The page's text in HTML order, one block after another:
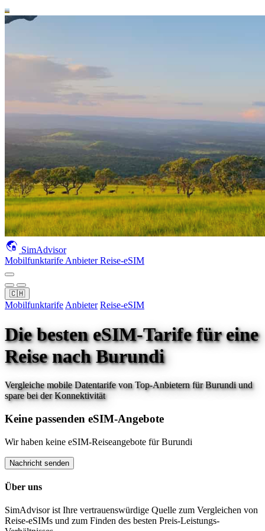
SimAdvisor
Mobilfunktarife AnbieterReise-eSIM
🇨🇭
Mobilfunktarife Anbieter Reise-eSIM
Die besten eSIM-Tarife für eine
Reisenach Burundi
Vergleiche mobile Datentarife von Top-Anbietern fürBurundiund
spare bei der Konnektivität
Keine passenden eSIM-Angebote
Wir haben keine eSIM-Reiseangebote fürBurundi
Nachricht senden
Über uns
SimAdvisor ist Ihre vertrauenswürdige Quelle zum Vergleichen von
Reise-eSIMs und zum Finden des besten Preis-Leistungs-